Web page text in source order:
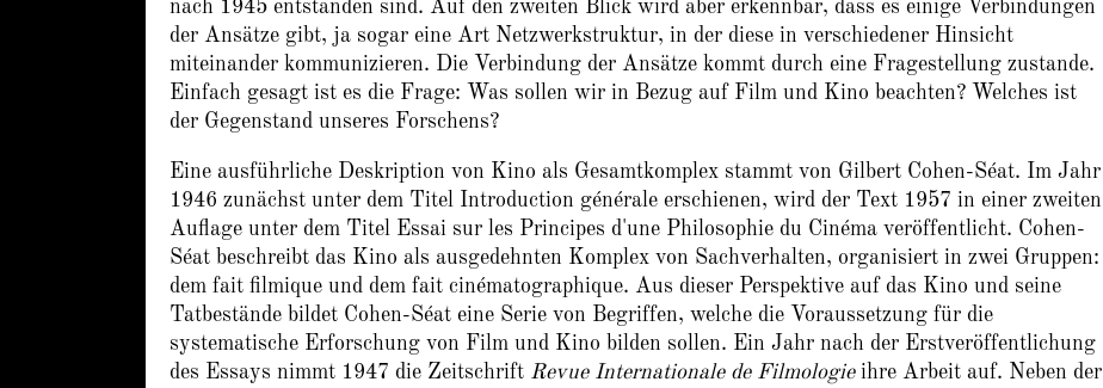
nach 1945 entstanden sind. Auf den zweiten Blick wird aber erkennbar, dass es einige Verbindungen
der Ansätze gibt, ja sogar eine Art Netzwerkstruktur, in der diese in verschiedener Hinsicht
miteinander kommunizieren. Die Verbindung der Ansätze kommt durch eine Fragestellung zustande.
Einfach gesagt ist es die Frage: Was sollen wir in Bezug auf Film und Kino beachten? Welches ist
der Gegenstand unseres Forschens?
Eine ausführliche Deskription von Kino als Gesamtkomplex stammt von Gilbert Cohen-Séat. Im Jahr
1946 zunächst unter dem Titel Introduction générale erschienen, wird der Text 1957 in einer zweiten
Auflage unter dem Titel Essai sur les Principes d'une Philosophie du Cinéma veröffentlicht. Cohen-
Séat beschreibt das Kino als ausgedehnten Komplex von Sachverhalten, organisiert in zwei Gruppen:
dem fait filmique und dem fait cinématographique. Aus dieser Perspektive auf das Kino und seine
Tatbestände bildet Cohen-Séat eine Serie von Begriffen, welche die Voraussetzung für die
systematische Erforschung von Film und Kino bilden sollen. Ein Jahr nach der Erstveröffentlichung
des Essays nimmt 1947 die Zeitschrift Revue Internationale de Filmologieihre Arbeit auf. Neben der